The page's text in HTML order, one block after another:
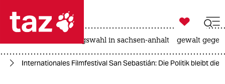
 taz zahl ich
taz zahl ich

taz zahl ich
landtagswahl in sachsen-anhalt gewalt
Internationales Filmfestival San Sebastián: Die Politik bleibt